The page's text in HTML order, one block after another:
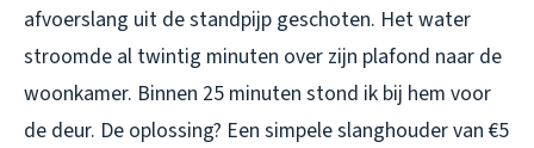
afvoerslang uit de standpijp geschoten. Het water
stroomde al twintig minuten over zijn plafond naar de
woonkamer. Binnen 25 minuten stond ik bij hem voor
de deur. De oplossing? Een simpele slanghouder van €5